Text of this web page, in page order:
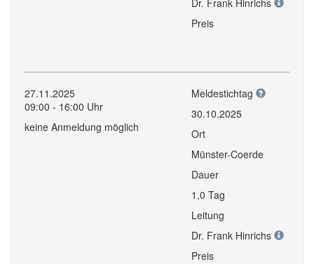
Dr. Frank Hinrichs
Preis
27.11.2025
09:00 - 16:00 Uhr
keine Anmeldung möglich
Meldestichtag
30.10.2025
Ort
Münster-Coerde
Dauer
1,0 Tag
Leitung
Dr. Frank Hinrichs
Preis